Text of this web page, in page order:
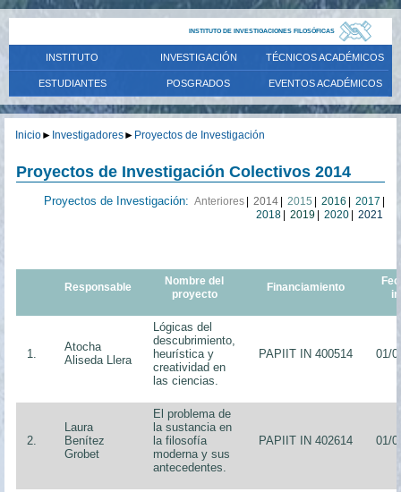
INSTITUTO DE INVESTIGACIONES FILOSÓFICAS
INSTITUTO INVESTIGACIÓN TÉCNICOS ACADÉMICOS
ESTUDIANTES POSGRADOS EVENTOS ACADÉMICOS
Inicio► Investigadores► Proyectos de Investigación
Proyectos de Investigación Colectivos 2014
Proyectos de Investigación: Anteriores 2014 2015 2016 2017
2018
2019 2020 2021
Responsable
Nombre del
proyecto
Financiamiento
1.
Atocha
Aliseda Llera
Lógicas del
descubrimiento,
heurística y
creatividad en
las ciencias.
PAPIIT IN 400514 01/
2.
Laura
Benítez
Grobet
El problema de
la sustancia en
la filosofía
moderna y sus
antecedentes.
PAPIIT IN 402614 01/